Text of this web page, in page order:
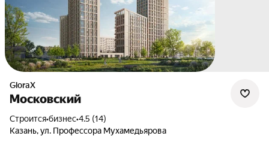
GloraX
Московский
Строится•бизнес•4.5 (14)
Казань,ул. Профессора Мухамедьярова